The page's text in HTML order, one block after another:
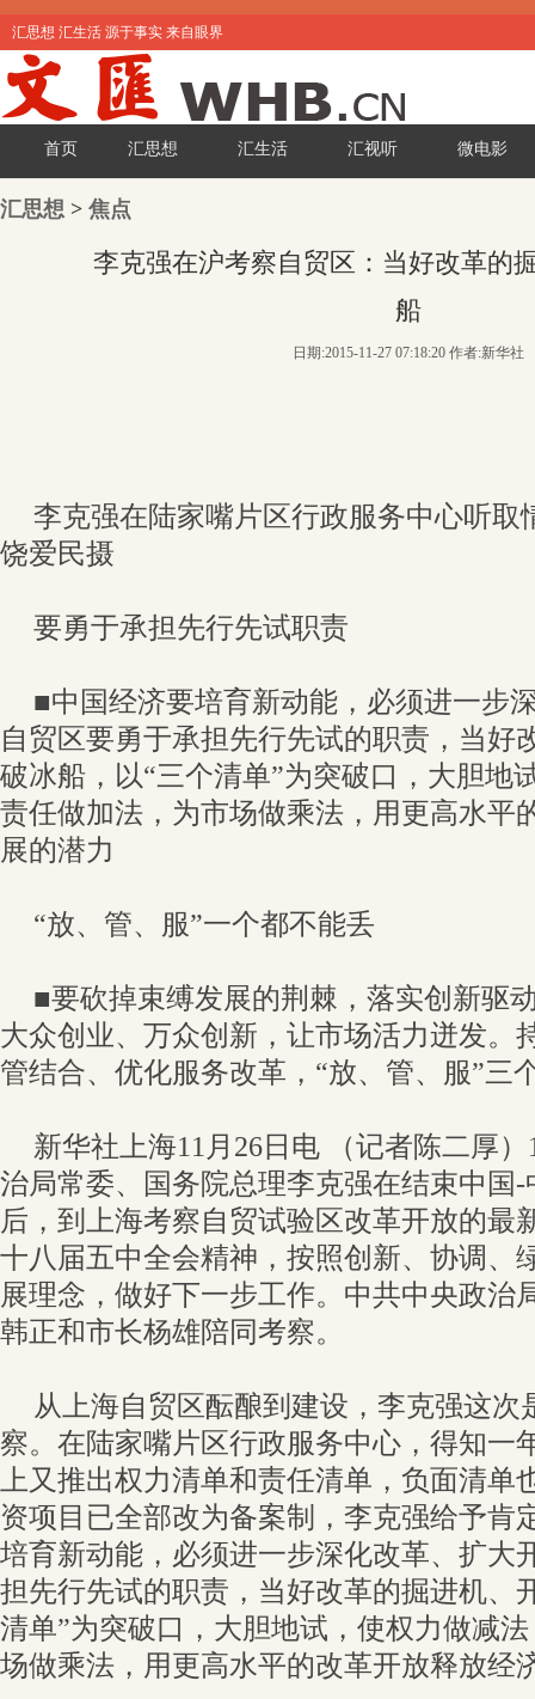
汇思想 汇生活 源于事实 来自眼界
首页 汇思想 汇生活 汇视听 微电影
汇思想 > 焦点
李克强在沪考察自贸区：当好改革的
船
日期:2015-11-27 07:18:20 作者:新华社
李克强在陆家嘴片区行政服务中心听取
饶爱民摄
要勇于承担先行先试职责
■中国经济要培育新动能，必须进一步
自贸区要勇于承担先行先试的职责，当好
破冰船，以“三个清单”为突破口，大胆地
责任做加法，为市场做乘法，用更高水平
展的潜力
“放、管、服”一个都不能丢
■要砍掉束缚发展的荆棘，落实创新驱
大众创业、万众创新，让市场活力迸发。
管结合、优化服务改革，“放、管、服”三
新华社上海11月26日电 （记者陈二厚
治局常委、国务院总理李克强在结束中国
后，到上海考察自贸试验区改革开放的最
十八届五中全会精神，按照创新、协调、
展理念，做好下一步工作。中共中央政治
韩正和市长杨雄陪同考察。
从上海自贸区酝酿到建设，李克强这次
察。在陆家嘴片区行政服务中心，得知一
上又推出权力清单和责任清单，负面清单
资项目已全部改为备案制，李克强给予肯
培育新动能，必须进一步深化改革、扩大
担先行先试的职责，当好改革的掘进机、
清单”为突破口，大胆地试，使权力做减
场做乘法，用更高水平的改革开放释放经